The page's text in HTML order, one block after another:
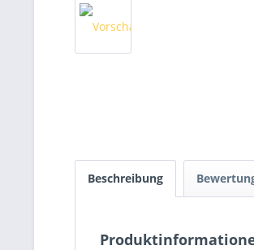
Beschreibung